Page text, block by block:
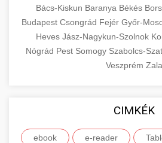
Bács-Kiskun Baranya Békés
Budapest Csongrád Fejér Győr-
Heves Jász-Nagykun-Szolnok
Nógrád Pest Somogy Szabolcs-
Veszprém Zala
CIMKÉK
ebook e-reader